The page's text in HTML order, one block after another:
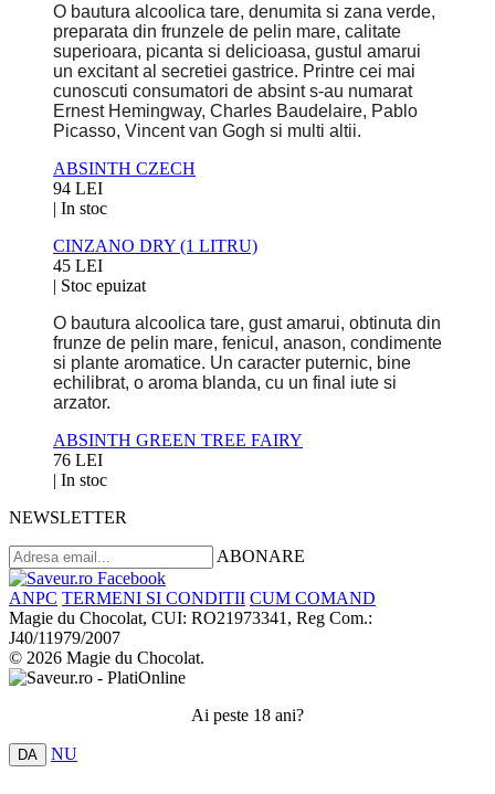
O bautura alcoolica tare, denumita si zana verde,
preparata din frunzele de pelin mare, calitate
superioara, picanta si delicioasa, gustul amarui
un excitant al secretiei gastrice. Printre cei mai
cunoscuti consumatori de absint s-au numarat
Ernest Hemingway, Charles Baudelaire, Pablo
Picasso, Vincent van Gogh si multi altii.
ABSINTH CZECH
94 LEI
| In stoc
CINZANO DRY (1 LITRU)
45 LEI
| Stoc epuizat
O bautura alcoolica tare, gust amarui, obtinuta din
frunze de pelin mare, fenicul, anason, condimente
si plante aromatice. Un caracter puternic, bine
echilibrat, o aroma blanda, cu un final iute si
arzator.
ABSINTH GREEN TREE FAIRY
76 LEI
| In stoc
NEWSLETTER
ABONARE
ANPC TERMENI SI CONDITII CUM COMAND
Magie du Chocolat, CUI: RO21973341, Reg Com.:
J40/11979/2007
© 2026 Magie du Chocolat.
Ai peste 18 ani?
DA NU